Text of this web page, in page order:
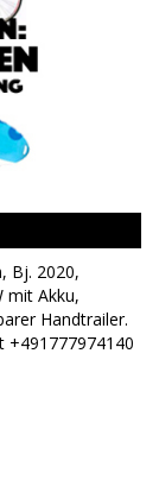
Bj. 2020,
mit Akku,
Handtrailer.
+491777974140